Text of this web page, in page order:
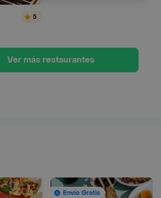
5
Ver más restaurantes
Envío Gratis